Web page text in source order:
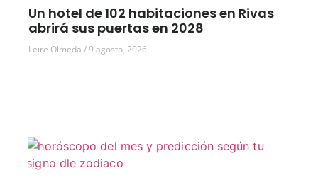
Un hotel de 102 habitaciones en Rivas
abrirá sus puertas en 2028
Leire Olmeda 9 agosto, 2026